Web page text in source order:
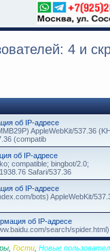
4 и
об IP-адресе
AppleWebKit/537.36
(compatib
об IP-адресе
compatible; bingbot/2.0;
Safari/537.36
об IP-адресе
bots) AppleWebKit/
об IP-адресе
search/spider.html)
Гости Новые